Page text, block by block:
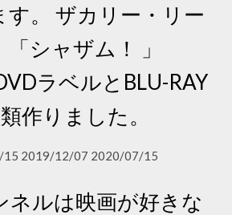
す。 ザカリー・リー
シャザム！ 」
ラベルとBLU-RAY
作りました。
2019/12/07 2020/07/15
ネルは映画が好きな